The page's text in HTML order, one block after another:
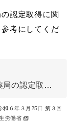
認定取得に関
考にしてくだ
けた現状と課題
和６年３月25日 第３回
労働省